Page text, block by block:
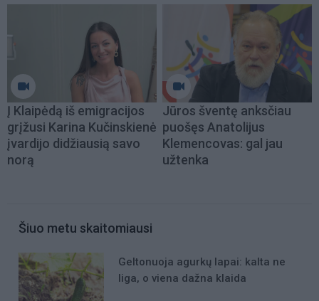
Į Klaipėdą iš emigracijos
grįžusi Karina Kučinskienė
įvardijo didžiausią savo
norą
Jūros šventę anksčiau
puošęs Anatolijus
Klemencovas: gal jau
užtenka
Šiuo metu skaitomiausi
Geltonuoja agurkų lapai: kalta ne
liga, o viena dažna klaida